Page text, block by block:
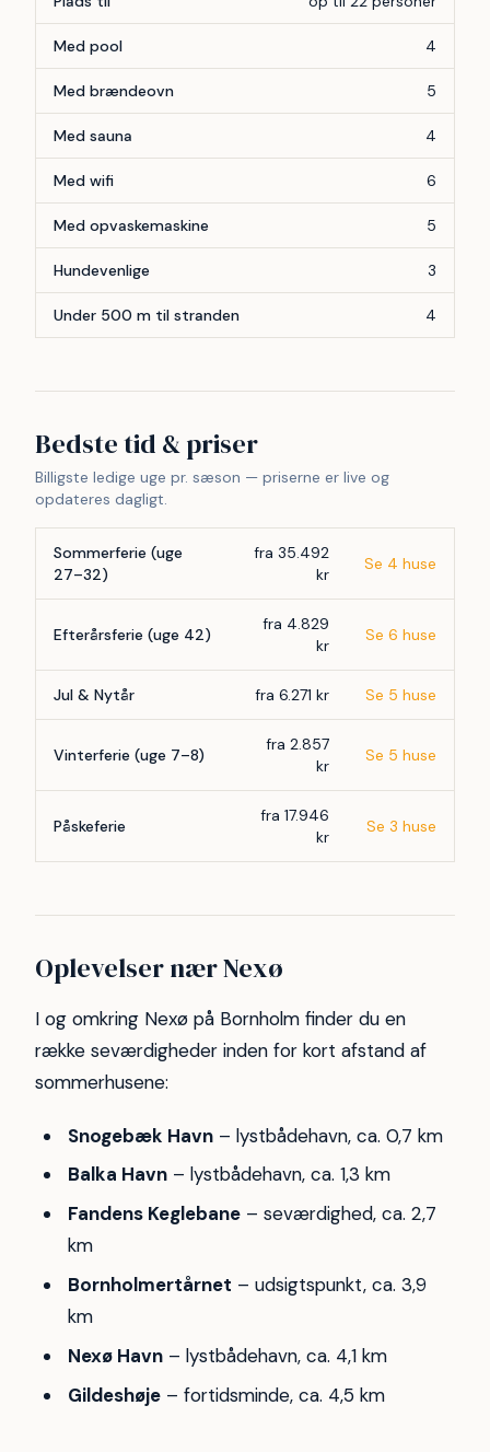
Med pool 4
Med brændeovn 5
Med sauna 4
Med wifi 6
Med opvaskemaskine 5
Hundevenlige 3
Under 500 m til stranden 4
Bedste tid & priser
Billigste ledige uge pr. sæson — priserne er live og
opdateres dagligt.
Sommerferie (uge
27–32)
fra 35.492
kr
Se 4 huse
Efterårsferie (uge 42)
fra 4.829
kr
Se 6 huse
Jul & Nytår fra 6.271 kr Se 5 huse
Vinterferie (uge 7–8)
fra 2.857
kr
Se 5 huse
Påskeferie
fra 17.946
kr
Se 3 huse
Oplevelser nær Nexø
I og omkring Nexø på Bornholm finder du en
række seværdigheder inden for kort afstand af
sommerhusene:
Snogebæk Havn– lystbådehavn, ca. 0,7 km
Balka Havn– lystbådehavn, ca. 1,3 km
Fandens Keglebane– seværdighed, ca. 2,7
km
Bornholmertårnet – udsigtspunkt, ca. 3,9
km
Nexø Havn– lystbådehavn, ca. 4,1 km
Gildeshøje– fortidsminde, ca. 4,5 km